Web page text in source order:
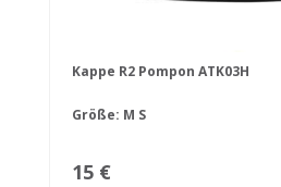
Kappe R2 Pompon ATK03H
Größe: M S
15 €